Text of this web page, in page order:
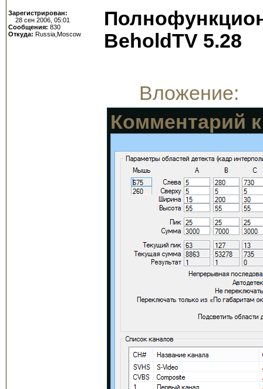
Зарегистрирован:
28 сен 2006, 05:01
Сообщения: 830
Откуда: Russia,Moscow
BeholdTV 5.28
Вложение:
Комментарий